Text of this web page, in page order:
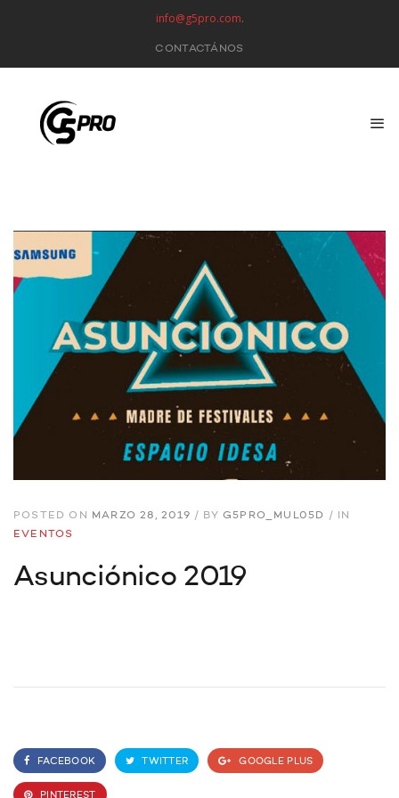
info@g5pro.com.
CONTACTÁNOS
POSTED ON MARZO 28, 2019 / BYG5PRO_MUL05D /
IN
EVENTOS
Asunciónico 2019
FACEBOOK TWITTER GOOGLE PLUS
PINTEREST